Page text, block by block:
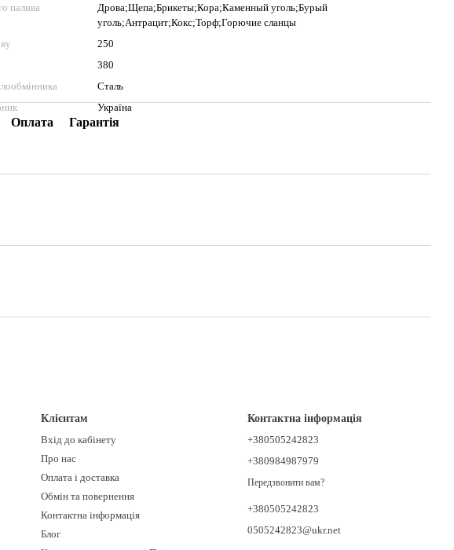
палива
Дрова;Щепа;Брикеты;Кора;Каменный уголь;Бурый
уголь;Антрацит;Кокс;Торф;Горючие сланцы
250
380
Сталь
Україна
Оплата Гарантія
Клієнтам
Вхід до кабінету
Про нас
Оплата і доставка
Обмін та повернення
Контактна інформація
Блог
Контактна інформація
+380505242823
+380984987979
Передзвонити вам?
+380505242823
0505242823@ukr.net